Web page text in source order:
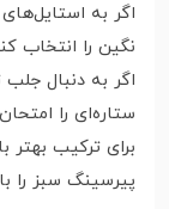
اگر به
نگین را انتخاب
اگر به دنبال
ستاره‌ای را
برای ترکیب بهتر
پیرسینگ سبز را